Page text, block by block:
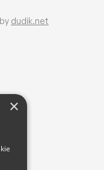
dudik.net
×